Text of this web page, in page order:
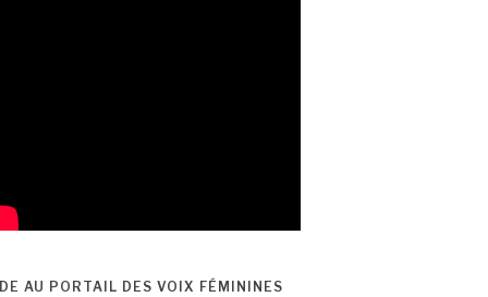
AU PORTAIL DES VOIX FÉMININES